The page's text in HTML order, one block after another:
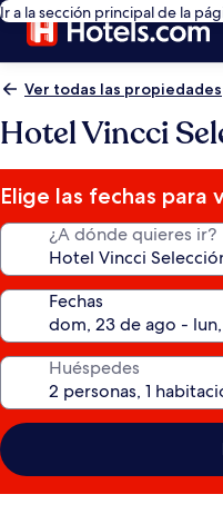
Ir a la sección principal de la
Ver todas las propiedades
Hotel Vincci
Elige las fechas para
¿A dónde quieres ir?
Fechas
Huéspedes